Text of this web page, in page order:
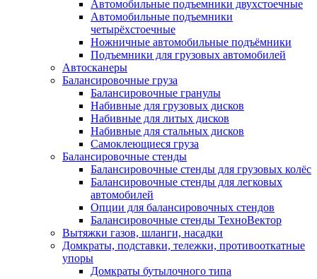
Автомобильные подъемники двухстоечные
Автомобильные подъемники
четырёхстоечные
Ножничные автомобильные подъёмники
Подъемники для грузовых автомобилей
Автосканеры
Балансировочные груза
Балансировочные гранулы
Набивные для грузовых дисков
Набивные для литых дисков
Набивные для стальных дисков
Самоклеющиеся груза
Балансировочные стенды
Балансировочные стенды для грузовых колёс
Балансировочные стенды для легковых
автомобилей
Опции для балансировочных стендов
Балансировочные стенды ТехноВектор
Вытяжки газов, шланги, насадки
Домкраты, подставки, тележки, противооткатные
упоры
Домкраты бутылочного типа